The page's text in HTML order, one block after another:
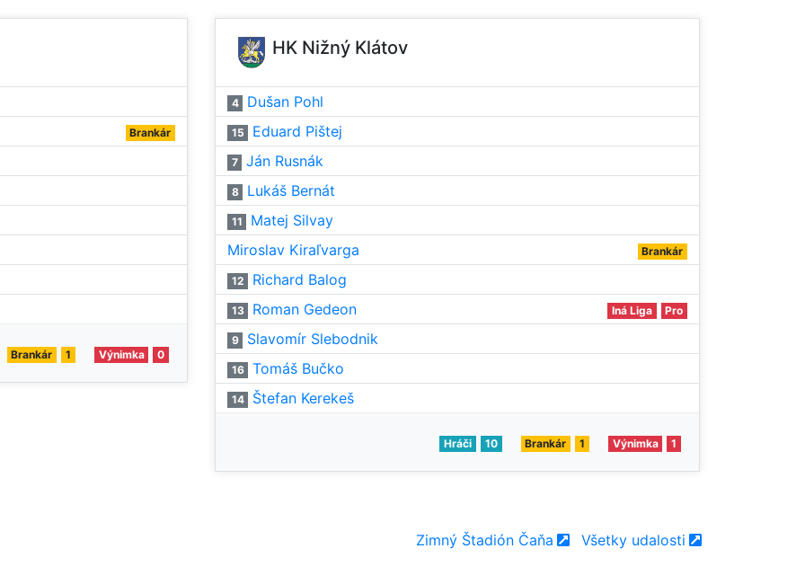
Brankár
Brankár 1 Výnimka 0
HK Nižný Klátov
4 Dušan Pohl
15 Eduard Pištej
7 Ján Rusnák
8 Lukáš Bernát
11
Matej Silvay
Miroslav Kiraľvarga
Brankár
12 Richard Balog
13 Roman Gedeon Iná Liga Pro
9 Slavomír Slebodnik
16 Tomáš Bučko
14 Štefan Kerekeš
Hráči 10 Brankár 1 Výnimka 1
Zimný Štadión Čaňa Všetky udalosti